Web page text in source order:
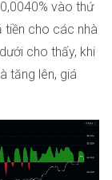
vào thứ
tiền cho các nhà
cho thấy, khi
tăng lên, giá